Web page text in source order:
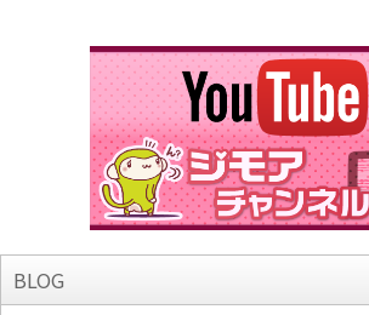
BLOG